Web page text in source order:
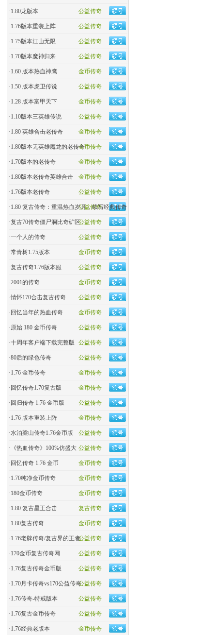
公益传奇
·1.80龙版本
公益传奇
·1.76版本重装上阵
公益传奇
·1.75版本江山无限
公益传奇
·1.70版本魔神归来
金币传奇
·1.60 版本热血神鹰
公益传奇
·1.50 版本虎卫传说
金币传奇
·1.28 版本富甲天下
公益传奇
·1.10版本三英雄传说
金币传奇
·1.80 英雄合击老传奇
金币传奇
·1.80版本无英雄魔龙的老传奇
金币传奇
·1.70版本的老传奇
金币传奇
·1.80版本老传奇英雄合击
公益传奇
·1.76版本老传奇
公益传奇
·1.80 复古传奇：重温热血岁月，续写经典传奇
公益传奇
·复古70传奇僵尸洞比奇矿区
公益传奇
·一个人的传奇
金币传奇
·常青树1.75版本
公益传奇
·复古传奇1.76版本服
金币传奇
·2001的传奇
公益传奇
·情怀170合击复古传奇
金币传奇
· 回忆当年的热血传奇
公益传奇
·原始 180 金币传奇
公益传奇
·十周年客户端下载完整版
公益传奇
·80后的绿色传奇
金币传奇
·1.76 金币传奇
金币传奇
· 回忆传奇1.70复古版
公益传奇
· 回归传奇 1.76 金币版
金币传奇
·1.76 版本重装上阵
公益传奇
·水泊梁山传奇1.76金币版
公益传奇
· 《热血传奇》100%仿盛大
金币传奇
· 回忆传奇 1.76 金币
金币传奇
·1.70纯净金币传奇
金币传奇
·180金币传奇
复古传奇
·1.80 复古星王合击
金币传奇
·1.80复古传奇
公益传奇
·1.76老牌传奇/复古界的王者
公益传奇
·170金币复古传奇网
公益传奇
·1.76复古传奇金币版
公益传奇
·1.70月卡传奇vs170公益传奇
公益传奇
·1.76传奇-特戒版本
公益传奇
·1.76复古金币传奇
金币传奇
·1.76经典老版本